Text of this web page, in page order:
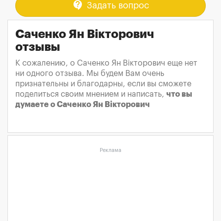
contact_support Задать вопрос
Саченко Ян Вікторович
отзывы
К сожалению, о Саченко Ян Вікторович еще нет
ни одного отзыва. Мы будем Вам очень
признательны и благодарны, если вы сможете
поделиться своим мнением и написать, что вы
думаете о Саченко Ян Вікторович
Реклама